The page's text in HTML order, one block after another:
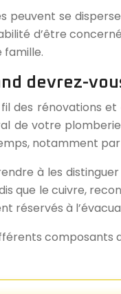
se
d’être
famille.
devrez-
des rénovations
de votre
notamment
à les
que le cuivre,
réservés à
composants